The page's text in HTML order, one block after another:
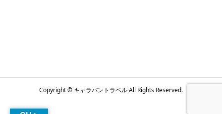
Copyright © キャラバントラベル All Rights Reserved.